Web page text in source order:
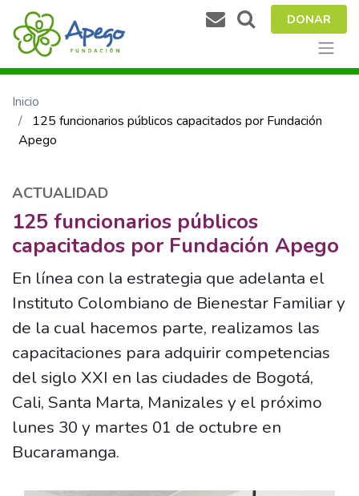
DONAR
Inicio
125 funcionarios públicos capacitados por Fundación
Apego
ACTUALIDAD
125 funcionarios públicos
capacitados por Fundación Apego
En línea con la estrategia que adelanta el
Instituto Colombiano de Bienestar Familiar y
de la cual hacemos parte, realizamos las
capacitaciones para adquirir competencias
del siglo XXI en las ciudades de Bogotá,
Cali, Santa Marta, Manizales y el próximo
lunes 30 y martes 01 de octubre en
Bucaramanga.